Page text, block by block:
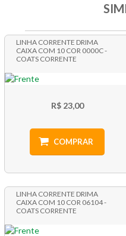
LINHA CORRENTE DRIMA
CAIXA COM 10 COR 0000C -
COATS CORRENTE
R$ 23,00
COMPRAR
LINHA CORRENTE DRIMA
CAIXA COM 10 COR 06104 -
COATS CORRENTE